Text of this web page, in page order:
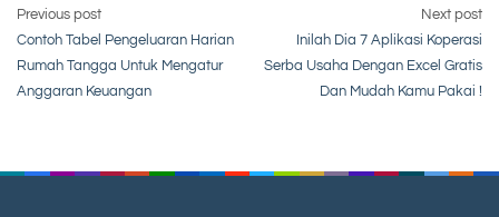
Post
navigation
Previous post
Contoh Tabel Pengeluaran Harian
Rumah Tangga Untuk Mengatur
Anggaran Keuangan
Next post
Inilah Dia 7 Aplikasi Koperasi
Serba Usaha Dengan Excel Gratis
Dan Mudah Kamu Pakai !